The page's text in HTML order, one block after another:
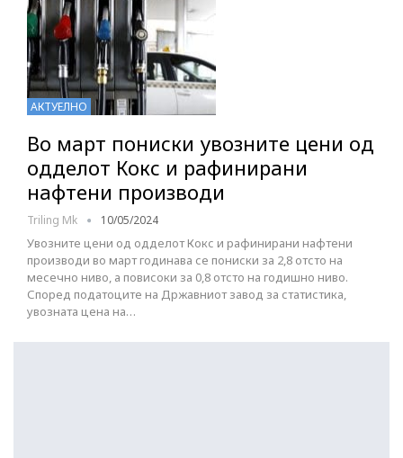
АКТУЕЛНО
Во март пониски увозните цени од
одделот Кокс и рафинирани
нафтени производи
Triling Mk 10/05/2024
Увозните цени од одделот Кокс и рафинирани нафтени
производи во март годинава се пониски за 2,8 отсто на
месечно ниво, а повисоки за 0,8 отсто на годишно ниво.
Според податоците на Државниот завод за статистика,
увозната цена на…